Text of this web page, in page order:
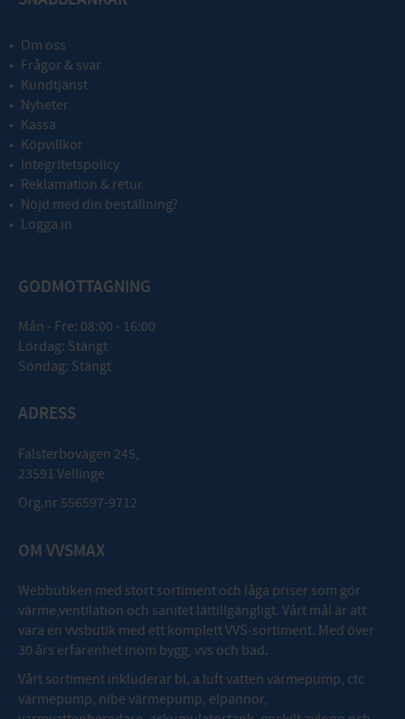
Om oss
Frågor & svar
Kundtjänst
Nyheter
Kassa
Köpvillkor
Integritetspolicy
Reklamation & retur
Nöjd med din beställning?
Logga in
GODMOTTAGNING
Mån - Fre: 08:00 - 16:00
Lördag: Stängt
Söndag: Stängt
ADRESS
Falsterbovägen 245,
23591 Vellinge
Org.nr 556597-9712
OM VVSMAX
Webbutiken med stort sortiment och låga priser som gör
värme,ventilation och sanitet lättillgängligt. Vårt mål är att
vara en vvsbutik med ett komplett VVS-sortiment. Med över
30 års erfarenhet inom bygg, vvs och bad.
Vårt sortiment inkluderar bl. a luft vatten värmepump, ctc
värmepump, nibe värmepump, elpannor,